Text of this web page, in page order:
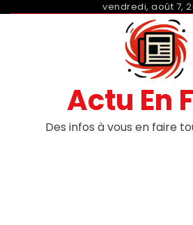
vendredi, août 7,
Actu En
Des infos à vous en faire